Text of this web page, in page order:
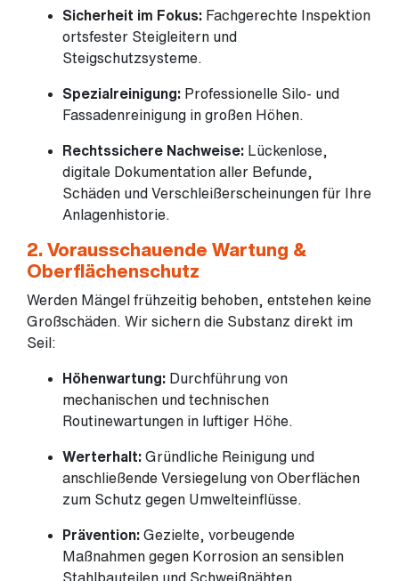
Sicherheit im Fokus: Fachgerechte Inspektion
ortsfester Steigleitern und
Steigschutzsysteme.
Spezialreinigung: Professionelle Silo- und
Fassadenreinigung in großen Höhen.
Rechtssichere Nachweise: Lückenlose,
digitale Dokumentation aller Befunde,
Schäden und Verschleißerscheinungen für Ihre
Anlagenhistorie.
2. Vorausschauende Wartung &
Oberflächenschutz
Werden Mängel frühzeitig behoben, entstehen keine
Großschäden. Wir sichern die Substanz direkt im
Seil:
Höhenwartung: Durchführung von
mechanischen und technischen
Routinewartungen in luftiger Höhe.
Werterhalt: Gründliche Reinigung und
anschließende Versiegelung von Oberflächen
zum Schutz gegen Umwelteinflüsse.
Prävention: Gezielte, vorbeugende
Maßnahmen gegen Korrosion an sensiblen
Stahlbauteilen und Schweißnähten.